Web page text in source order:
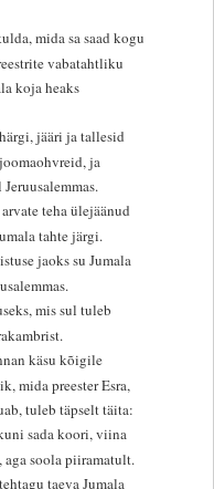
mida sa saad kogu
vabatahtliku
koja heaks
jääri ja tallesid
ja
teha ülejäänud
tahte järgi.
jaoks su Jumala
mis sul tuleb
käsu kõigile
mida preester Esra,
tuleb täpselt täita:
sada koori, viina
soola piiramatult.
taeva Jumala